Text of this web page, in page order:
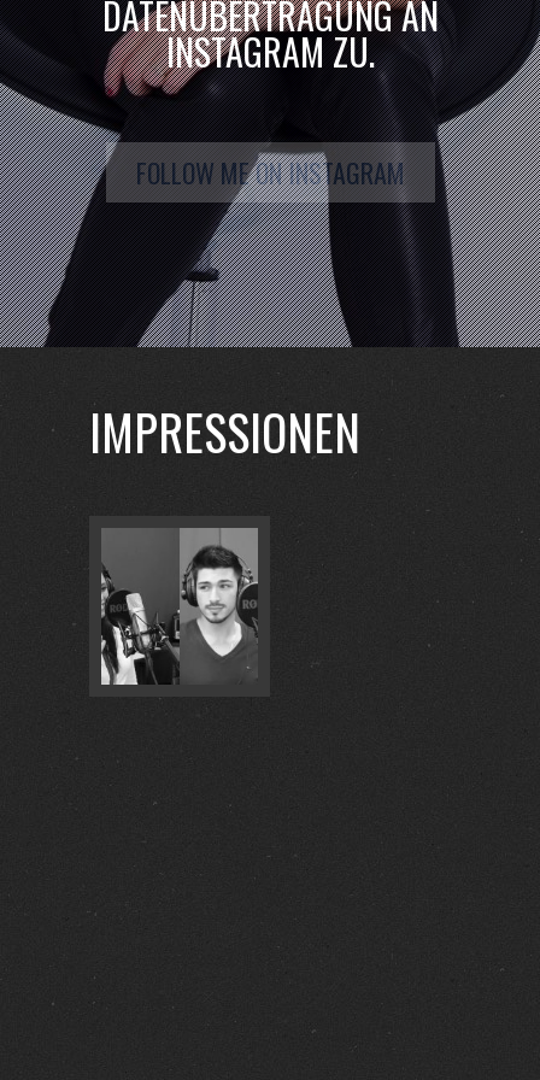
DATENÜBERTRAGUNG AN
INSTAGRAM ZU.
FOLLOW ME ON INSTAGRAM
IMPRESSIONEN
15